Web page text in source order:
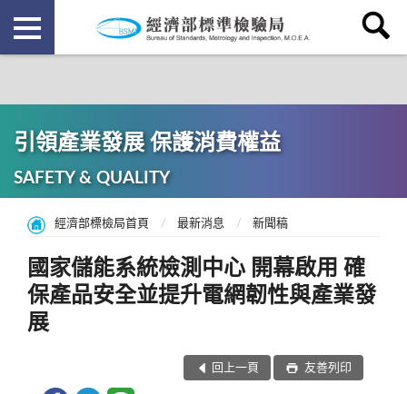
引領產業發展 保護消費權益
SAFETY & QUALITY
經濟部標檢局首頁 最新消息 新聞稿
國家儲能系統檢測中心 開幕啟用 確
保產品安全並提升電網韌性與產業發
展
回上一頁 友善列印